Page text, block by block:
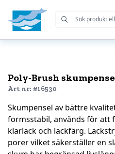
Home Submit
Poly-Brush
Art nr: #16530
Skumpensel av bättre
formsstabil, används för att
klarlack och lackfärg.
porer vilket säkerställer en